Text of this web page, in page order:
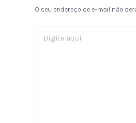
O seu endereço de e-mail não
aqui...